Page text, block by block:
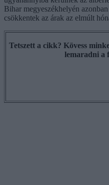
Bihar megyeszékhelyén
csökkentek az árak az elmúlt
Tetszett a cikk? Kövess
lemaradni a